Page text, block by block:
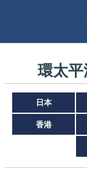
環太
日本
香港